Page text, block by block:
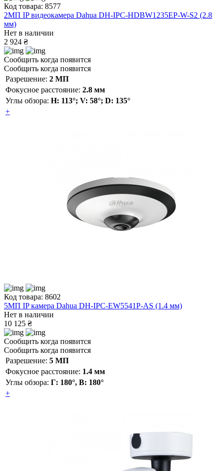
Код товара: 8577
2МП IP видеокамера Dahua DH-IPC-HDBW1235EP-W-S2 (2.8
мм)
Нет в наличии
2 924 ₴
Сообщить когда появится
Сообщить когда появится
Разрешение: 2 МП
Фокусное расстояние: 2.8 мм
Углы обзора: H: 113°; V: 58°; D: 135°
+
Код товара: 8602
5МП IP камера Dahua DH-IPC-EW5541P-AS (1.4 мм)
Нет в наличии
10 125 ₴
Сообщить когда появится
Сообщить когда появится
Разрешение: 5 МП
Фокусное расстояние: 1.4 мм
Углы обзора: Г: 180°, В: 180°
+